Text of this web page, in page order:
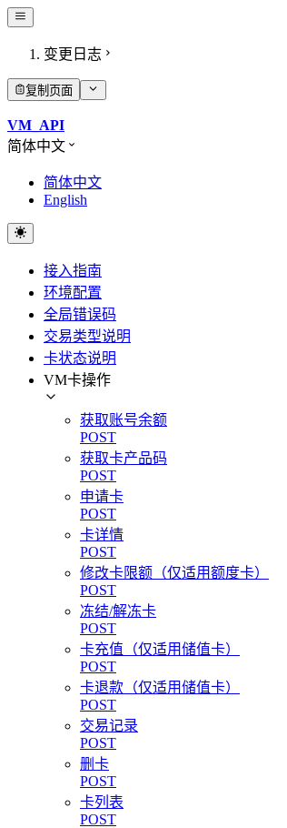
变更日志
复制页面
VM_API
简体中文
简体中文
English
接入指南
环境配置
全局错误码
交易类型说明
卡状态说明
VM卡操作
获取账号余额
POST
获取卡产品码
POST
申请卡
POST
卡详情
POST
修改卡限额（仅适用额度卡）
POST
冻结/解冻卡
POST
卡充值（仅适用储值卡）
POST
卡退款（仅适用储值卡）
POST
交易记录
POST
删卡
POST
卡列表
POST